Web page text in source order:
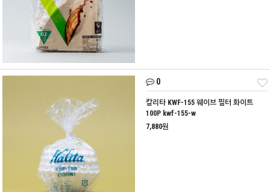
0
칼리타 KWF-155 웨이브 필터 화이트
100P kwf-155-w
7,880원